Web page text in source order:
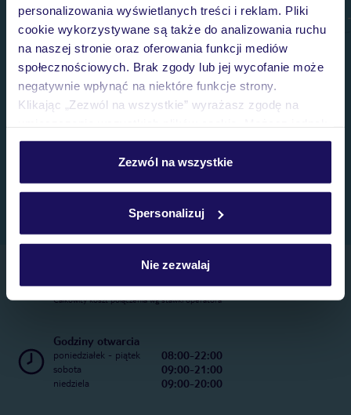
personalizowania wyświetlanych treści i reklam. Pliki
cookie wykorzystywane są także do analizowania ruchu
na naszej stronie oraz oferowania funkcji mediów
społecznościowych. Brak zgody lub jej wycofanie może
negatywnie wpłynąć na niektóre funkcje strony.
Klikając „Zezwól na wszystkie” wyrażasz zgodę na
personalizować swój wybór wchodząc w zakładkę
Szczegółowe informacje o plikach cookie znajdziesz
Zezwól na wszystkie
Spersonalizuj
Nie zezwalaj
Telefoniczne Centrum Rezerwacji
22 270 31 20
Całkowity koszt połączenia wg stawki operatora
Godziny otwarcia
poniedziałek - piątek 08:00-22:00
sobota 09:00-21:00
niedziela 09:00-20:00